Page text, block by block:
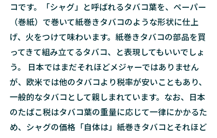
割
3
手
巻
き
タ
バ
の
フ
ル
コです。「シャグ」と呼ばれるタバコ葉を、ペーパー
（巻紙）で巻いて紙巻きタバコのような形状に仕上
げ、火をつけて味わいます。紙巻きタバコの部品を買
ってきて組み立てるタバコ、と表現してもいいでしょ
う。 日本ではまだそれほどメジャーではありません
が、欧米では他のタバコより税率が安いこともあり、
一般的なタバコとして親しまれています。なお、日本
のたばこ税はタバコ葉の重量に応じて一律にかかるた
め、シャグの価格「自体は」紙巻きタバコとそれほど